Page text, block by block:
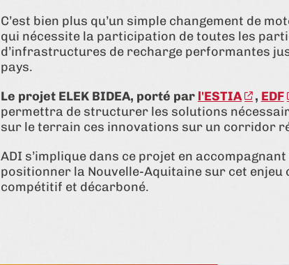
C’est bien plus qu’un simple changement de
qui nécessite la participation de toutes les
d’infrastructures de recharge performantes
pays.
Le projet ELEK BIDEA, porté par l'ESTIA , EDF
permettra de structurer les solutions
sur le terrain ces innovations sur un corridor
ADI s’implique dans ce projet en
positionner la Nouvelle-Aquitaine sur cet
compétitif et décarboné.